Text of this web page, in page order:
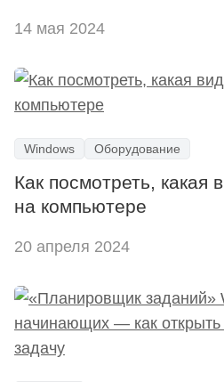
14 мая 2024
Windows Оборудование
Как посмотреть, какая
на компьютере
20 апреля 2024